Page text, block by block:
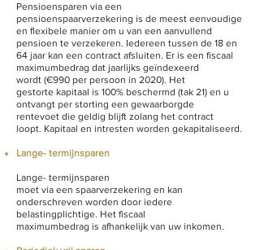
Pensioensparen via een
pensioenspaarverzekering is de meest eenvoudige
en flexibele manier om u van een aanvullend
pensioen te verzekeren. Iedereen tussen de 18 en
64 jaar kan een contract afsluiten. Er is een fiscaal
maximumbedrag dat jaarlijks geïndexeerd
wordt (€990 per persoon in 2020). Het
gestorte kapitaal is 100% beschermd (tak 21) en u
ontvangt per storting een gewaarborgde
rentevoet die geldig blijft zolang het contract
loopt. Kapitaal en intresten worden gekapitaliseerd.
Lange- termijnsparen
Lange- termijnsparen
moet via een spaarverzekering en kan
onderschreven worden door iedere
belastingplichtige. Het fiscaal
maximumbedrag is afhankelijk van uw inkomen.